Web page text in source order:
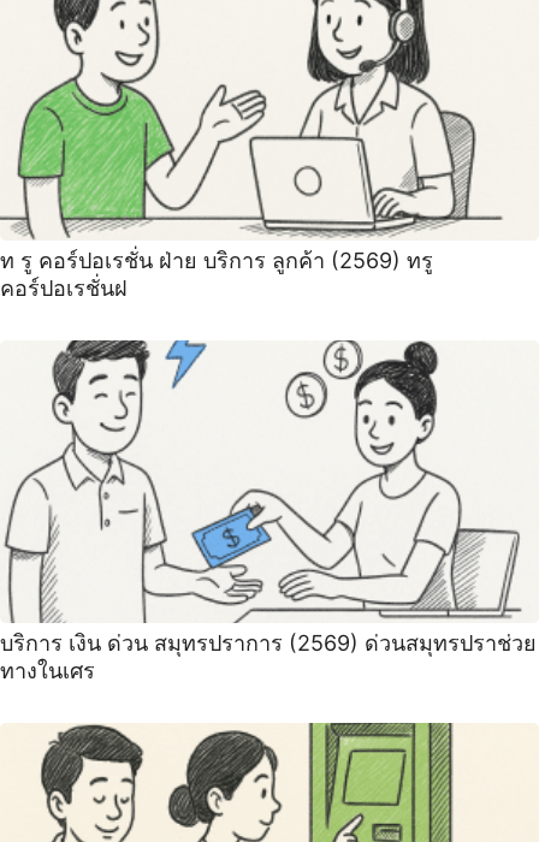
ท รู คอร์ปอเรชั่น ฝ่าย บริการ ลูกค้า (2569) ทรู
คอร์ปอเรชั่นฝ
บริการ เงิน ด่วน สมุทรปราการ (2569) ด่วนสมุทรปราช่วย
ทางในเศร